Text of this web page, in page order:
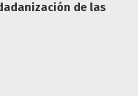
de las